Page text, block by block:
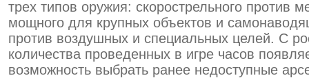
трех типов оружия: скорострельного против
мощного для крупных объектов и
против воздушных и специальных целей. С
количества проведенных в игре часов
возможность выбрать ранее недоступные